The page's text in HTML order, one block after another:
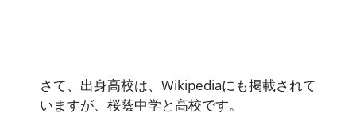
さて、出身高校は、Wikipediaにも掲載されて
いますが、桜蔭中学と高校です。